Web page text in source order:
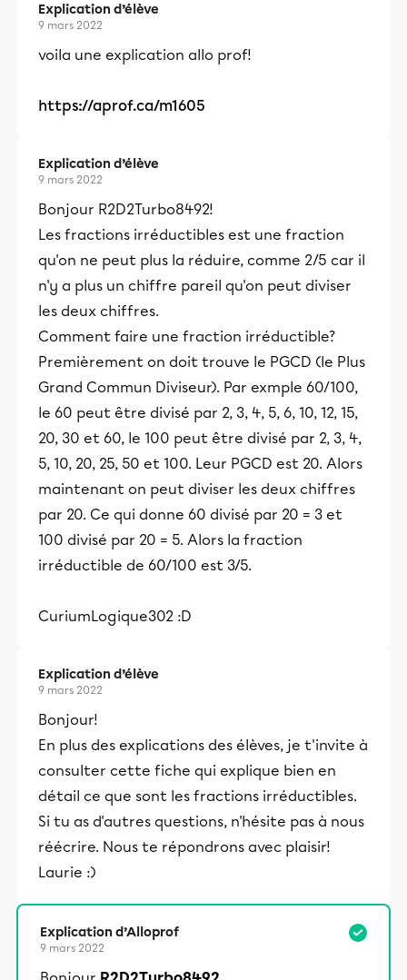
Explication d’élève
9 mars 2022
voila une explication allo prof!
https://aprof.ca/m1605
Explication d’élève
9 mars 2022
Bonjour R2D2Turbo8492!
Les fractions irréductibles est une fraction
qu'on ne peut plus la réduire, comme 2/5 car il
n'y a plus un chiffre pareil qu'on peut diviser
les deux chiffres.
Comment faire une fraction irréductible?
Premièrement on doit trouve le PGCD (le Plus
Grand Commun Diviseur). Par exmple 60/100,
le 60 peut être divisé par 2, 3, 4, 5, 6, 10, 12, 15,
20, 30 et 60, le 100 peut être divisé par 2, 3, 4,
5, 10, 20, 25, 50 et 100. Leur PGCD est 20. Alors
maintenant on peut diviser les deux chiffres
par 20. Ce qui donne 60 divisé par 20 = 3 et
100 divisé par 20 = 5. Alors la fraction
irréductible de 60/100 est 3/5.
CuriumLogique302 :D
Explication d’élève
9 mars 2022
Bonjour!
En plus des explications des élèves, je t'invite à
consulter cette fiche qui explique bien en
détail ce que sont les fractions irréductibles.
Si tu as d'autres questions, n'hésite pas à nous
réécrire. Nous te répondrons avec plaisir!
Laurie :)
Explication d’Alloprof
9 mars 2022